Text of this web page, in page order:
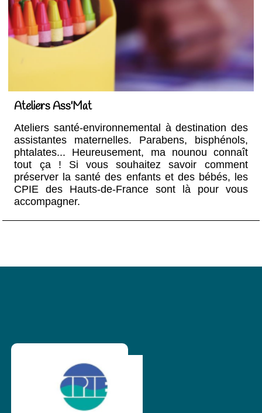
Ateliers Ass'Mat
Ateliers santé-environnemental à destination des
assistantes maternelles. Parabens, bisphénols,
phtalates... Heureusement, ma nounou connaît
tout ça ! Si vous souhaitez savoir comment
préserver la santé des enfants et des bébés, les
CPIE des Hauts-de-France sont là pour vous
accompagner.